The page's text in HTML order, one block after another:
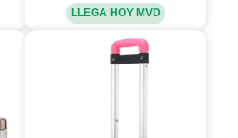
LLEGA HOY MVD